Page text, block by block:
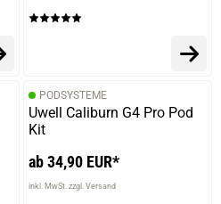
PODSYSTEME
Uwell Caliburn G4 Pro Pod
Kit
ab 34,90 EUR*
inkl. MwSt. zzgl. Versand